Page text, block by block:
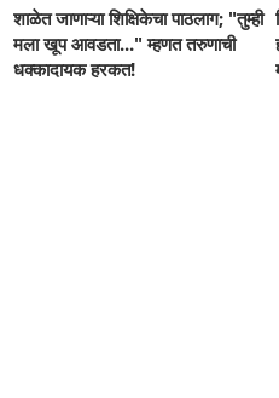
शाळेत जाणाऱ्या शिक्षिकेचा पाठलाग; "तुम्ही
मला खूप आवडता..." म्हणत तरुणाची
धक्कादायक हरकत!